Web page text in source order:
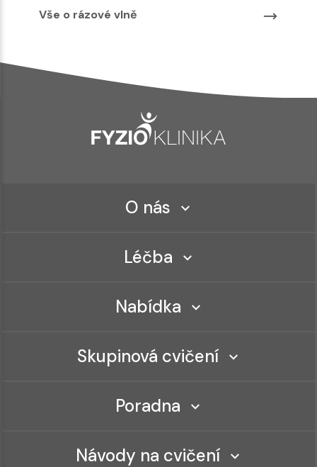
Vše o rázové vlně
O nás
Léčba
Nabídka
Skupinová cvičení
Poradna
Návody na cvičení